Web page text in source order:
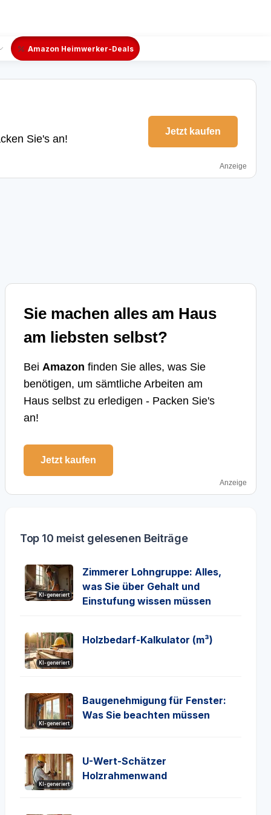
Amazon Heimwerker-Deals
Sie's an!
Jetzt kaufen
Anzeige
Sie machen alles am Haus
am liebsten selbst?
Bei Amazon finden Sie alles, was Sie
benötigen, um sämtliche Arbeiten am
Haus selbst zu erledigen - Packen Sie's
an!
Jetzt kaufen
Anzeige
Top 10 meist gelesenen Beiträge
KI-generiert
Zimmerer Lohngruppe: Alles,
was Sie über Gehalt und
Einstufung wissen müssen
KI-generiert
Holzbedarf-Kalkulator (m³)
KI-generiert
Baugenehmigung für Fenster:
Was Sie beachten müssen
KI-generiert
U-Wert-Schätzer
Holzrahmenwand